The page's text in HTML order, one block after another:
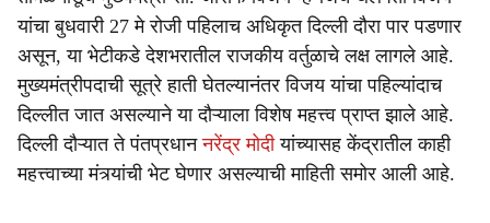
a
r
e
यांचा बुधवारी 27 मे रोजी पहिलाच अधिकृत दिल्ली दौरा पार पडणार
असून, या भेटीकडे देशभरातील राजकीय वर्तुळाचे लक्ष लागले आहे.
मुख्यमंत्रीपदाची सूत्रे हाती घेतल्यानंतर विजय यांचा पहिल्यांदाच
दिल्लीत जात असल्याने या दौऱ्याला विशेष महत्त्व प्राप्त झाले आहे.
दिल्ली दौऱ्यात ते पंतप्रधाननरेंद्र मोदीयांच्यासह केंद्रातील काही
महत्त्वाच्या मंत्र्यांची भेट घेणार असल्याची माहिती समोर आली आहे.